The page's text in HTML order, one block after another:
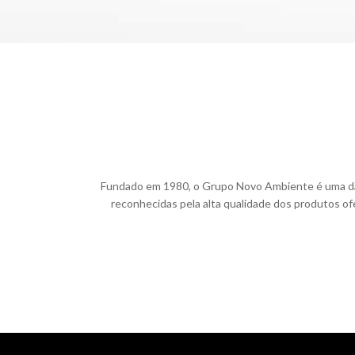
Fundado em 1980, o Grupo Novo Ambiente é uma
reconhecidas pela alta qualidade dos produtos